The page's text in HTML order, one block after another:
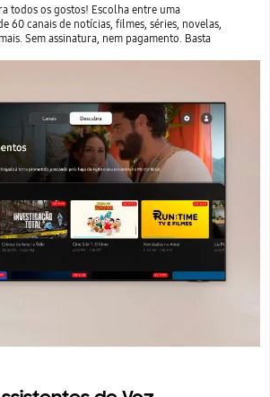
todos os gostos! Escolha entre uma
60 canais de notícias, filmes, séries, novelas,
Sem assinatura, nem pagamento. Basta